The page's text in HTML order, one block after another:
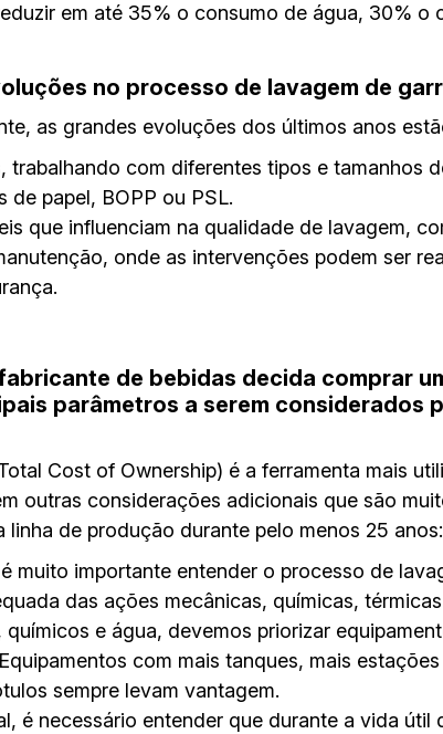
em até 35% o consumo de água, 30% o
no processo de lavagem de
as grandes evoluções dos últimos anos
trabalhando com diferentes tipos e tamanhos
papel, BOPP ou PSL.
que influenciam na qualidade de lavagem,
onde as intervenções podem ser
de bebidas decida comprar
parâmetros a serem considerados
Cost of Ownership) é a ferramenta mais
outras considerações adicionais que são
linha de produção durante pelo menos 25 anos:
muito importante entender o processo de
das ações mecânicas, químicas,
e água, devemos priorizar
com mais tanques, mais
sempre levam vantagem.
é necessário entender que durante a vida útil